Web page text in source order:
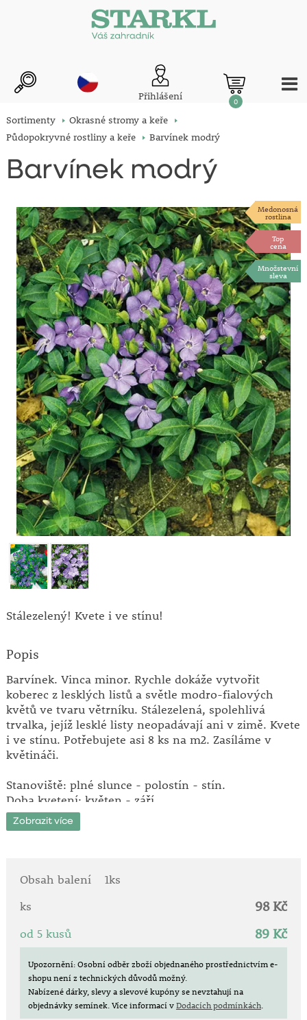
Přihlášení 0
Sortimenty
Okrasné stromy a keře
Půdopokryvné rostliny a keře
Barvínek modrý
Barvínek modrý
Medonosná
rostlina
Top
cena
Množstevní
sleva
Stálezelený! Kvete i ve stínu!
Popis
Barvínek. Vinca minor. Rychle dokáže vytvořit
koberec z lesklých listů a světle modro-fialových
květů ve tvaru větrníku. Stálezelená, spolehlivá
trvalka, jejíž lesklé listy neopadávají ani v zimě. Kvete
i ve stínu. Potřebujete asi 8 ks na m2. Zasíláme v
květináči.
Stanoviště: plné slunce - polostín - stín.
Doba kvetení: květen - září.
Výška: 15 - 20 cm.
Stálezelený plazivý polokeř.
vzpřímeně rostou pouze květní výhony.
stromy a keři.
Vyžaduje svěží kypré půdy.
Snáší i silně zastíněné stanoviště.
V případě brčálu většího Vinca major se jedná o max.
25 cm vysoký polokeř.
Výhony u tohoto druhu silněji dřevnatí.
Zobrazit více
Obsah balení
1ks
ks
98 Kč
od 5 kusů 89 Kč
Upozornění: Osobní odběr zboží objednaného prostřednictvím e-
shopu není z technických důvodů možný.
Nabízené dárky, slevy a slevové kupóny se nevztahují na
objednávky semínek.Více informací vDodacích podmínkách.